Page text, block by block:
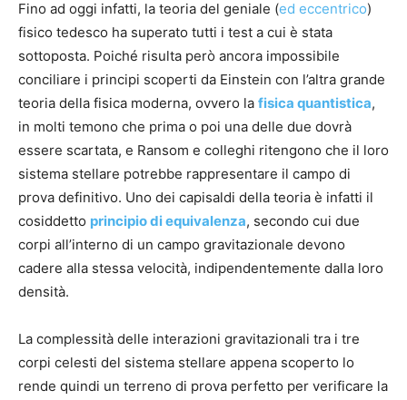
Fino ad oggi infatti, la teoria del geniale (ed eccentrico)
fisico tedesco ha superato tutti i test a cui è stata
sottoposta. Poiché risulta però ancora impossibile
conciliare i principi scoperti da Einstein con l’altra grande
teoria della fisica moderna, ovvero la fisica quantistica,
in molti temono che prima o poi una delle due dovrà
essere scartata, e Ransom e colleghi ritengono che il loro
sistema stellare potrebbe rappresentare il campo di
prova definitivo. Uno dei capisaldi della teoria è infatti il
cosiddetto principio di equivalenza, secondo cui due
corpi all’interno di un campo gravitazionale devono
cadere alla stessa velocità, indipendentemente dalla loro
densità.
La complessità delle interazioni gravitazionali tra i tre
corpi celesti del sistema stellare appena scoperto lo
rende quindi un terreno di prova perfetto per verificare la